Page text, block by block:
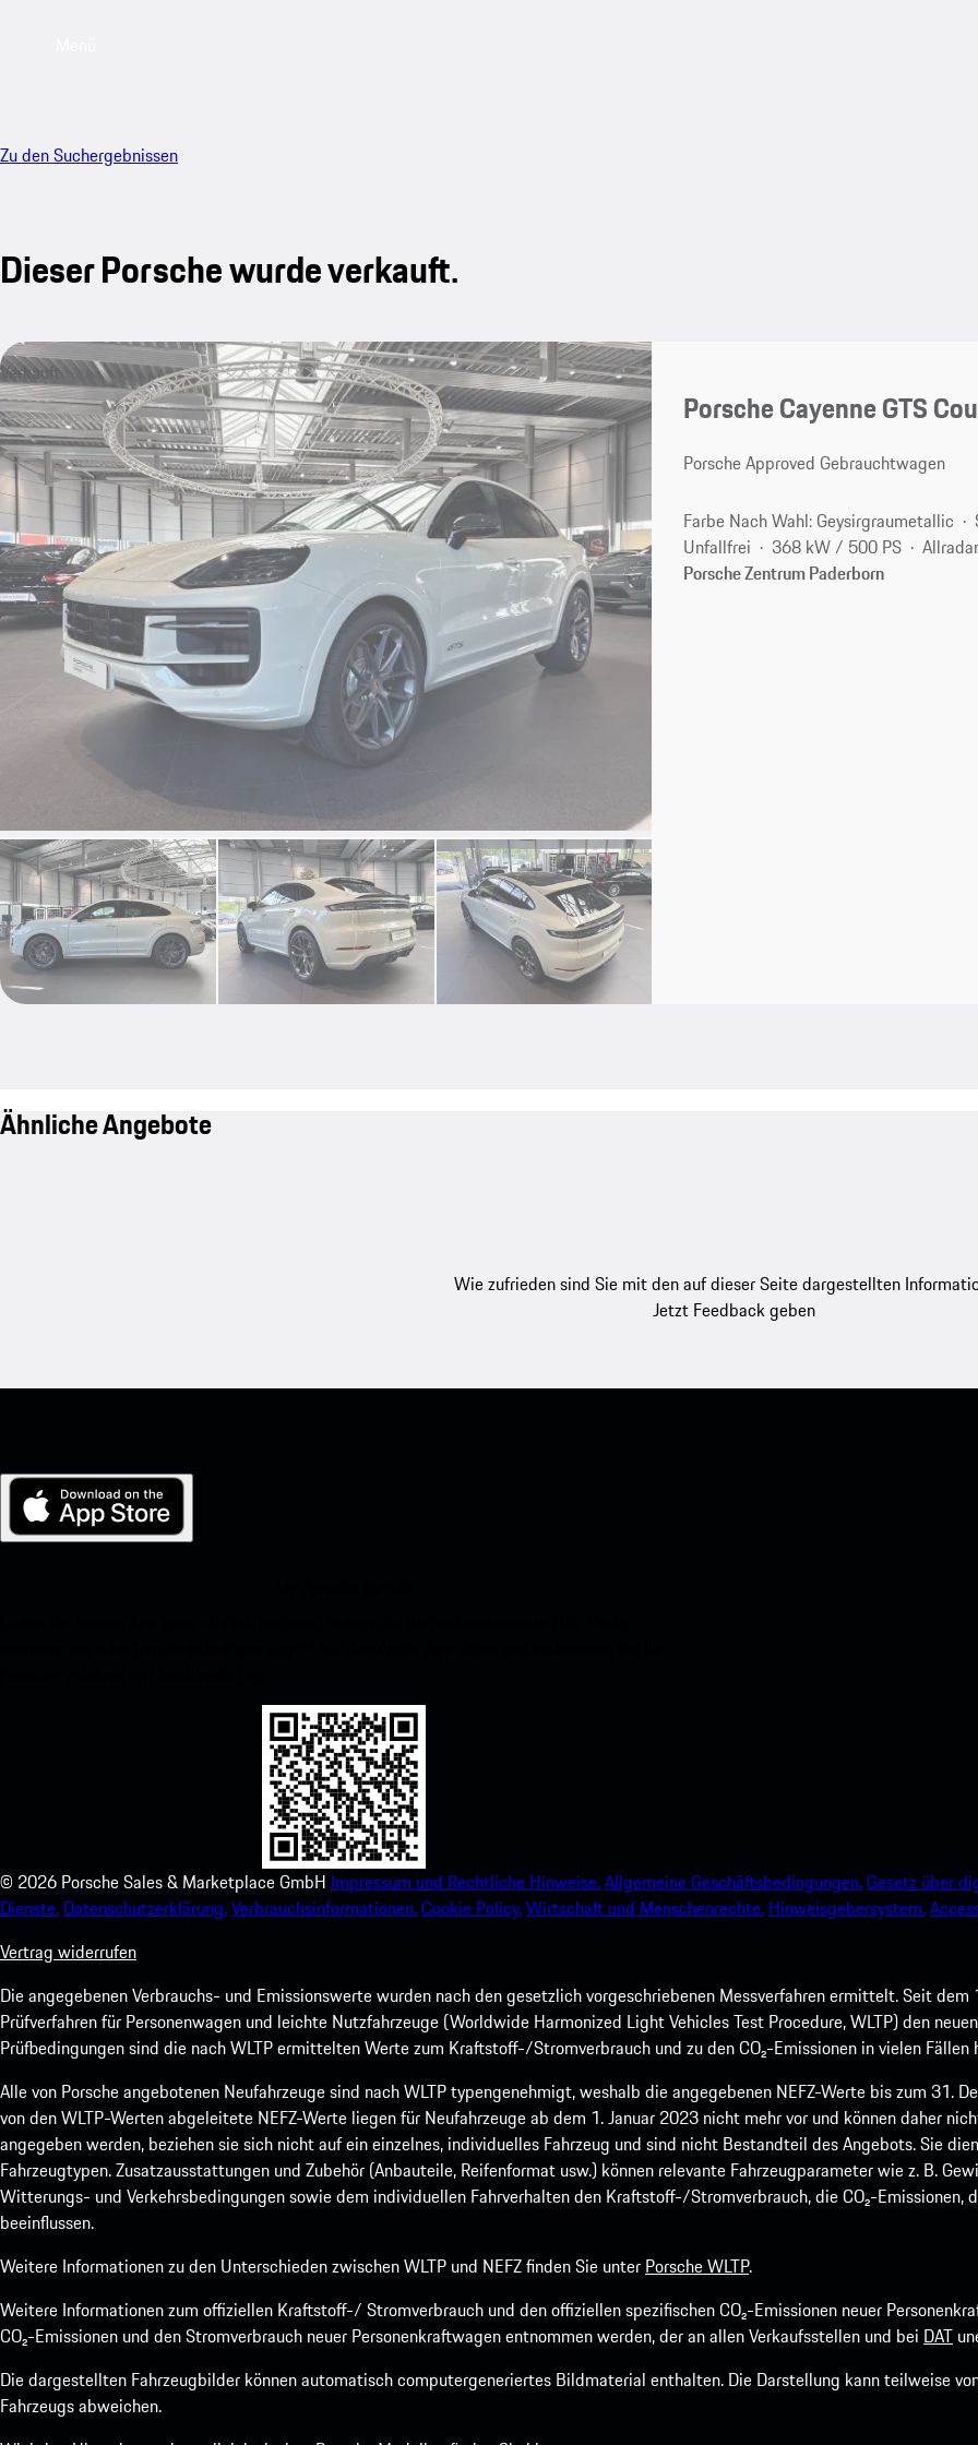
Zu den Suchergebnissen
Dieser Porsche wurde verkauft.
Verkauft
Porsche Cayenne GTS
Porsche Approved Gebrauchtwagen
Farbe Nach Wahl: Geysirgraumetallic
Unfallfrei
368 kW / 500 PS
Porsche Zentrum Paderborn
Ähnliche Angebote
Wie zufrieden sind Sie mit den auf dieser Seite dargestellten
Jetzt Feedback geben
© 2026 Porsche Sales & Marketplace GmbH Impressum und Rechtliche Hinweise.Allgemeine Geschäftsbedingungen.Gesetz über
Dienste. Datenschutzerklärung.Verbrauchsinformationen.Cookie Policy.Wirtschaft und Menschenrechte. Hinweisgebersystem.
Vertrag widerrufen
Die angegebenen Verbrauchs- und Emissionswerte wurden nach den gesetzlich vorgeschriebenen Messverfahren ermittelt. Seit
Prüfverfahren für Personenwagen und leichte Nutzfahrzeuge (Worldwide Harmonized Light Vehicles Test Procedure, WLTP) den
Prüfbedingungen sind die nach WLTP ermittelten Werte zum Kraftstoff-/Stromverbrauch und zu den CO₂-Emissionen in vielen
Alle von Porsche angebotenen Neufahrzeuge sind nach WLTP typengenehmigt, weshalb die angegebenen NEFZ-Werte bis zum 31.
von den WLTP-Werten abgeleitete NEFZ-Werte liegen für Neufahrzeuge ab dem 1. Januar 2023 nicht mehr vor und können daher
angegeben werden, beziehen sie sich nicht auf ein einzelnes, individuelles Fahrzeug und sind nicht Bestandteil des Angebots. Sie
Fahrzeugtypen. Zusatzausstattungen und Zubehör (Anbauteile, Reifenformat usw.) können relevante Fahrzeugparameter wie z. B.
Witterungs- und Verkehrsbedingungen sowie dem individuellen Fahrverhalten den Kraftstoff-/Stromverbrauch, die CO₂-Emissionen,
beeinflussen.
Weitere Informationen zu den Unterschieden zwischen WLTP und NEFZ finden Sie unter Porsche WLTP.
Weitere Informationen zum offiziellen Kraftstoff-/ Stromverbrauch und den offiziellen spezifischen CO₂-Emissionen neuer
CO₂-Emissionen und den Stromverbrauch neuer Personenkraftwagen entnommen werden, der an allen Verkaufsstellen und bei DAT
Die dargestellten Fahrzeugbilder können automatisch computergeneriertes Bildmaterial enthalten. Die Darstellung kann teilweise
Fahrzeugs abweichen.